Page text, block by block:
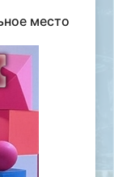
место